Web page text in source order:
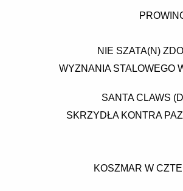
NIE SZATA(N)
WYZNANIA STALOWEGO
SANTA CLAWS
SKRZYDŁA KONTRA
KOSZMAR W